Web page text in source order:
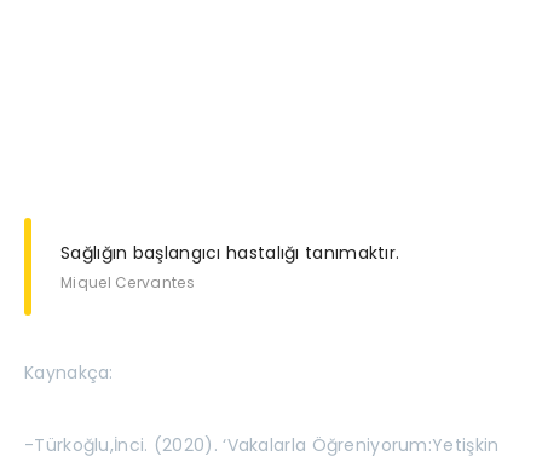
Sağlığın başlangıcı hastalığı tanımaktır.
Miquel Cervantes
Kaynakça:
-Türkoğlu,İnci. (2020). ‘Vakalarla Öğreniyorum:Yetişkin